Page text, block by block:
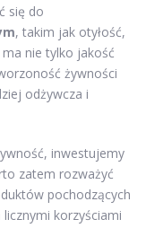
się do
, takim jak otyłość,
ma nie tylko jakość
żywności
odżywcza i
inwestujemy
zatem rozważyć
pochodzących
korzyściami